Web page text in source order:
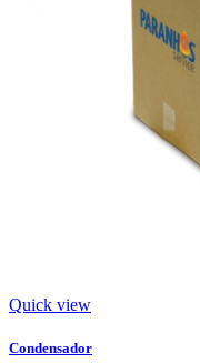
Quick view
Condensador